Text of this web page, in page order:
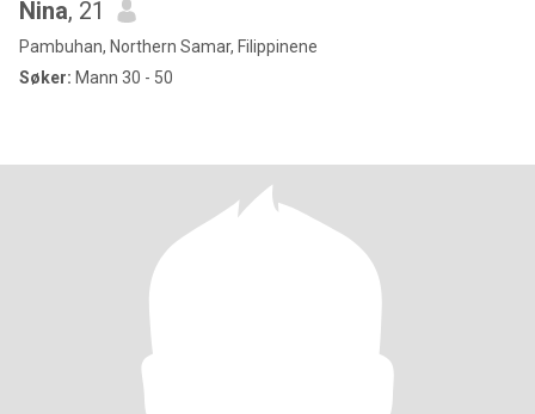
Nina, 21
Pambuhan, Northern Samar, Filippinene
Søker: Mann 30 - 50